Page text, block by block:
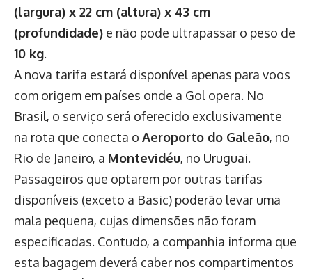
(largura) x 22 cm (altura) x 43 cm
(profundidade) e não pode ultrapassar o peso de
10 kg.
A nova tarifa estará disponível apenas para voos
com origem em países onde a Gol opera. No
Brasil, o serviço será oferecido exclusivamente
na rota que conecta o Aeroporto do Galeão, no
Rio de Janeiro, a Montevidéu, no Uruguai.
Passageiros que optarem por outras tarifas
disponíveis (exceto a Basic) poderão levar uma
mala pequena, cujas dimensões não foram
especificadas. Contudo, a companhia informa que
esta bagagem deverá caber nos compartimentos